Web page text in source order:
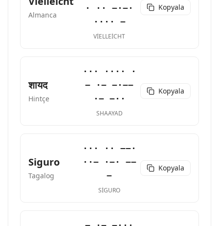
Almanca
· ·· −·−·
···· −
VIELLEICHT
Kopyala
शायद
Hintçe
··· ···· ·
− ·− −·−−
·− −··
SHAAYAD
Kopyala
Siguro
Tagalog
··· ·· −−·
··− ·−· −−
−
SIGURO
Kopyala